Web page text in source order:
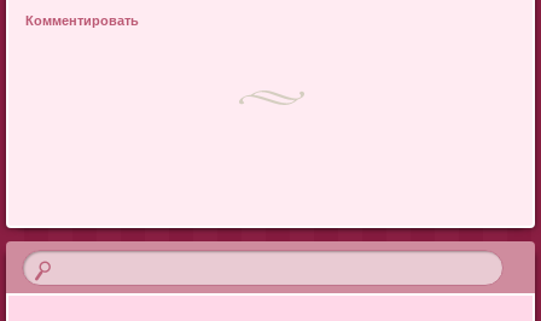
Комментировать